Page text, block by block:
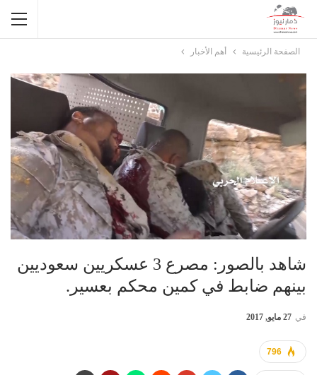
الصفحة الرئيسية أهم الأخبار
شاهد بالصور: مصرع 3 عسكريين سعوديين
بينهم ضابط في كمين محكم بعسير.
في 27 مايو, 2017
796